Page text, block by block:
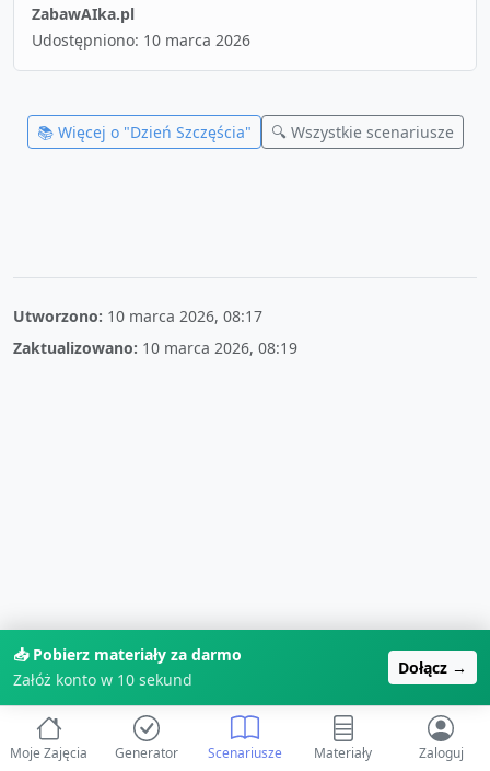
ZabawAIka.pl
Udostępniono: 10 marca 2026
📚 Więcej o "Dzień Szczęścia" 🔍 Wszystkie scenariusze
Utworzono: 10 marca 2026, 08:17
Zaktualizowano: 10 marca 2026, 08:19
📥 Pobierz materiały za darmo
Załóż konto w 10 sekund
Dołącz →
Moje Zajęcia Generator Scenariusze Materiały Zaloguj